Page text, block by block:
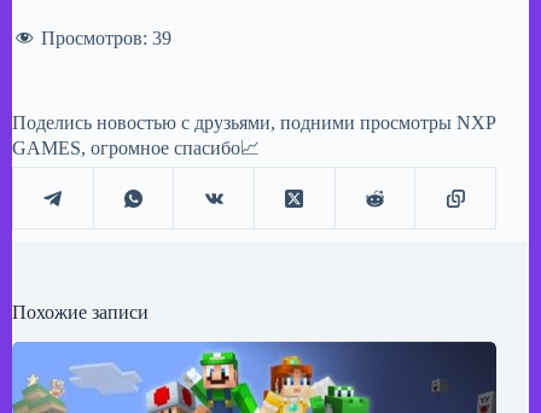
Просмотров: 39
Поделись новостью с друзьями, подними просмотры NXP
GAMES, огромное спасибо📈
Похожие записи